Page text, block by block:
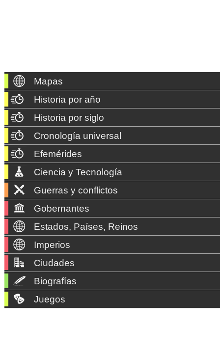
Mapas
Historia por año
Historia por siglo
Cronología universal
Efemérides
Ciencia y Tecnología
Guerras y conflictos
Gobernantes
Estados, Países, Reinos
Imperios
Ciudades
Biografías
Juegos